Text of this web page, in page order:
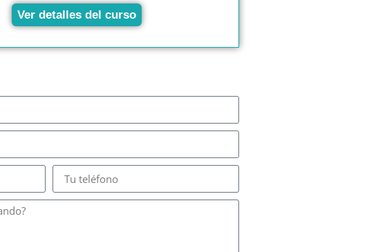
Ver detalles del curso